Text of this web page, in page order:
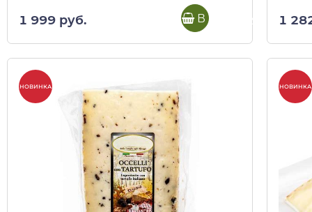
1 999 руб. В корзину 1
НОВИНКА НОВИНКА